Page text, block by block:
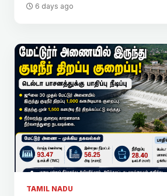
6 days ago
TAMIL NADU